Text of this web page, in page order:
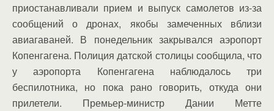
приостанавливали прием и выпуск самолетов из-за
сообщений о дронах, якобы замеченных вблизи
авиагаваней. В понедельник закрывался аэропорт
Копенгагена. Полиция датской столицы сообщила, что
у аэропорта Копенгагена наблюдалось три
беспилотника, но пока рано говорить, откуда они
прилетели. Премьер-министр Дании Метте